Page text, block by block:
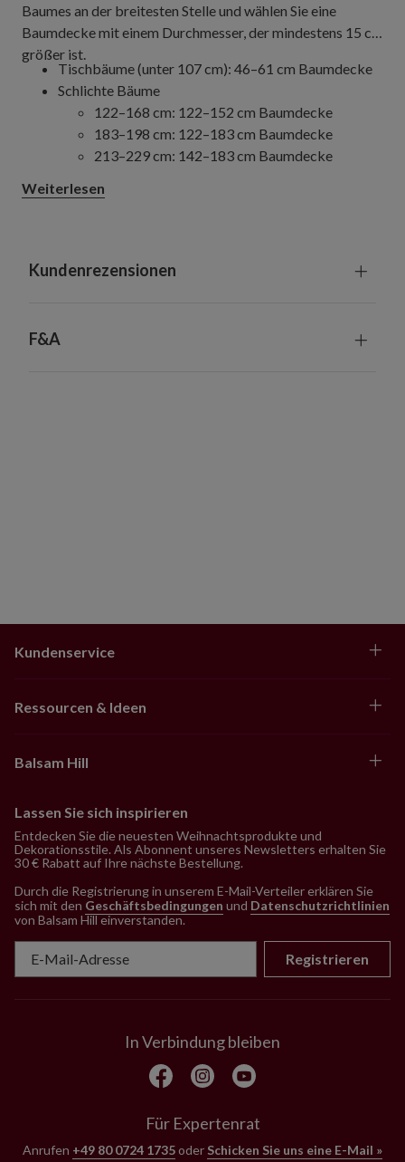
Baumes an der breitesten Stelle und wählen Sie eine
Baumdecke mit einem Durchmesser, der mindestens 15 cm
größer ist.
Tischbäume (unter 107 cm): 46–61 cm Baumdecke
Schlichte Bäume
122–168 cm: 122–152 cm Baumdecke
183–198 cm: 122–183 cm Baumdecke
213–229 cm: 142–183 cm Baumdecke
305–427 cm: 213 cm Baumdecke
305–457 cm: 152–213 cm Baumdecke
Weiterlesen
Kundenrezensionen
F&A
Kundenservice
Ressourcen & Ideen
Balsam Hill
Lassen Sie sich inspirieren
Entdecken Sie die neuesten Weihnachtsprodukte und
Dekorationsstile. Als Abonnent unseres Newsletters erhalten Sie
30 € Rabatt auf Ihre nächste Bestellung.
Durch die Registrierung in unserem E-Mail-Verteiler erklären Sie
sich mit den Geschäftsbedingungen und Datenschutzrichtlinien
von Balsam Hill einverstanden.
Registrieren
In Verbindung bleiben
Für Expertenrat
Anrufen +49 80 0724 1735oder Schicken Sie uns eine E-Mail »